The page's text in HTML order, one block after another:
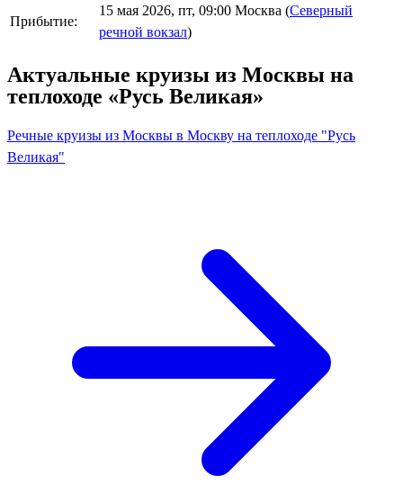
Прибытие:
15 мая 2026, пт, 09:00 Москва (Северный
речной вокзал)
Актуальные круизы из Москвы на
теплоходе «Русь Великая»
Речные круизы из Москвы в Москву на теплоходе "Русь
Великая"